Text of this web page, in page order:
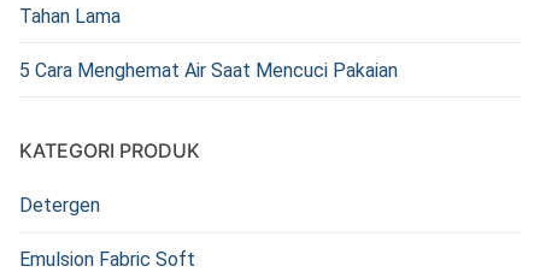
Tahan Lama
5 Cara Menghemat Air Saat Mencuci Pakaian
KATEGORI PRODUK
Detergen
Emulsion Fabric Soft